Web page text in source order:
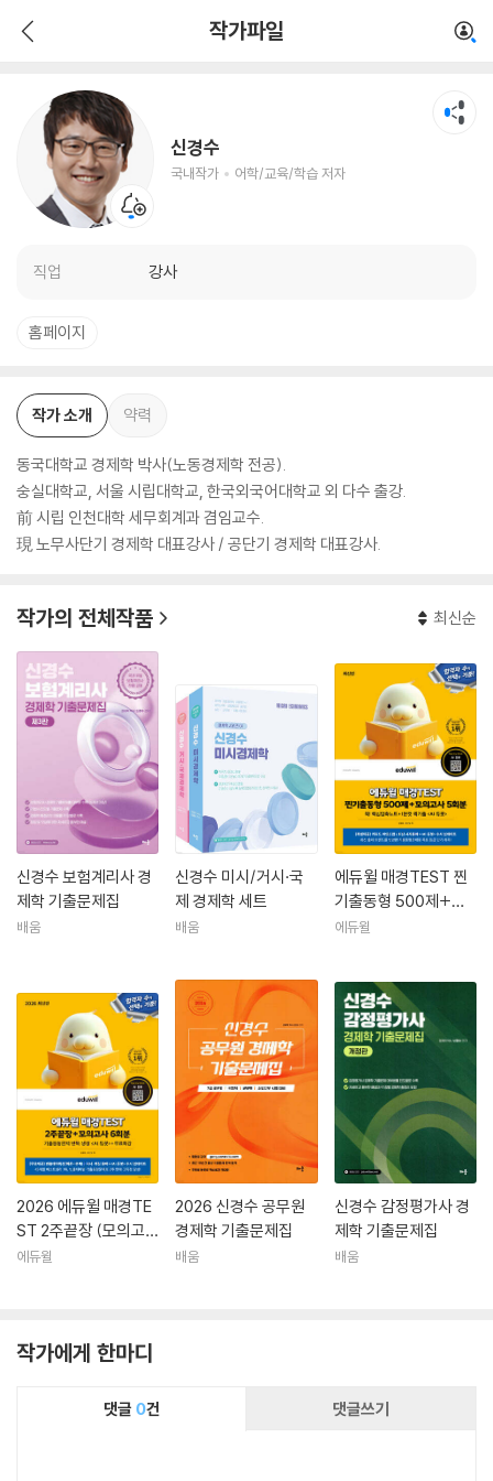
작가파일
신경수
국내작가 어학/교육/학습 저자
직업 강사
어학/교육/학습 저자
홈페이지
작가 소개 약력
동국대학교 경제학 박사(노동경제학 전공).
숭실대학교, 서울 시립대학교, 한국외국어대학교 외 다수 출강.
前 시립 인천대학 세무회계과 겸임교수.
現 노무사단기 경제학 대표강사 / 공단기 경제학 대표강사.
작가의 전체작품 최신순
신경수 보험계리사 경
제학 기출문제집
배움
신경수 미시/거시·국
제 경제학 세트
배움
에듀윌 매경TEST 찐
기출동형 500제+모
의고사 5회분
에듀윌
2026 에듀윌 매경TE
ST 2주끝장 (모의고
사 6회분+무료특강)
에듀윌
2026 신경수 공무원
경제학 기출문제집
배움
신경수 감정평가사 경
제학 기출문제집
배움
작가에게 한마디
댓글 0건 댓글쓰기